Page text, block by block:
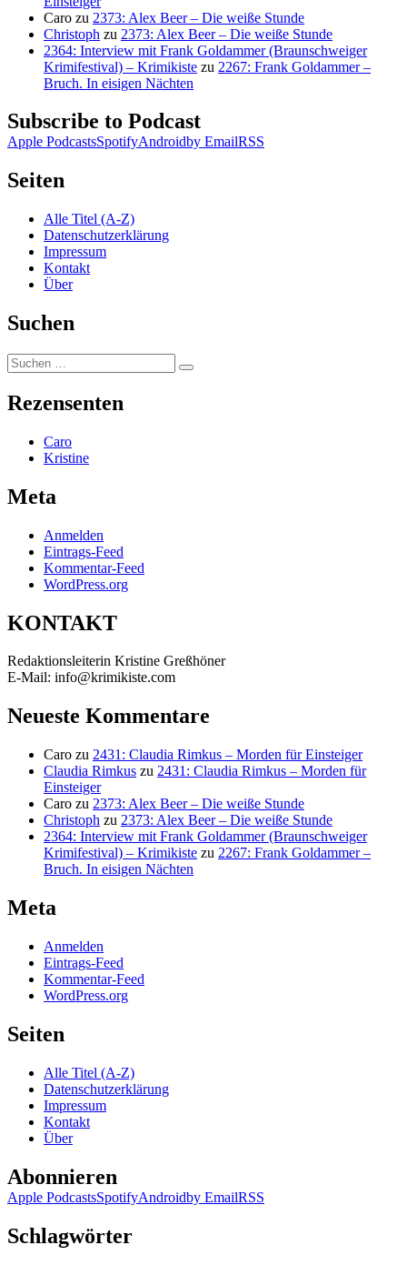
Caro zu 2373: Alex Beer – Die weiße Stunde
Christoph zu 2373: Alex Beer – Die weiße Stunde
2364: Interview mit Frank Goldammer (Braunschweiger
Krimifestival) – Krimikiste zu 2267: Frank Goldammer –
Bruch. In eisigen Nächten
Subscribe to Podcast
Apple PodcastsSpotifyAndroidby EmailRSS
Seiten
Alle Titel (A-Z)
Datenschutzerklärung
Impressum
Kontakt
Über
Suchen
Suchen
nach:
Suchen
Rezensenten
Caro
Kristine
Meta
Anmelden
Eintrags-Feed
Kommentar-Feed
WordPress.org
KONTAKT
Redaktionsleiterin Kristine Greßhöner
E-Mail: info@krimikiste.com
Neueste Kommentare
Caro zu 2431: Claudia Rimkus – Morden für Einsteiger
Claudia Rimkus zu 2431: Claudia Rimkus – Morden für
Einsteiger
Caro zu 2373: Alex Beer – Die weiße Stunde
Christoph zu 2373: Alex Beer – Die weiße Stunde
2364: Interview mit Frank Goldammer (Braunschweiger
Krimifestival) – Krimikiste zu 2267: Frank Goldammer –
Bruch. In eisigen Nächten
Meta
Anmelden
Eintrags-Feed
Kommentar-Feed
WordPress.org
Seiten
Alle Titel (A-Z)
Datenschutzerklärung
Impressum
Kontakt
Über
Abonnieren
Apple PodcastsSpotifyAndroidby EmailRSS
Schlagwörter